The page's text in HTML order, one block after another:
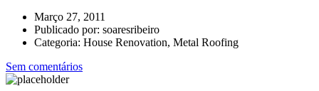
Março 27, 2011
Publicado por: soaresribeiro
Categoria: House Renovation, Metal Roofing
Sem comentários